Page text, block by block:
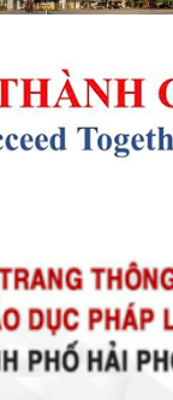
thứ 4 (Kỳ họp
kỳ 2026...
với các hành vi giả
30 của lãnh đạo